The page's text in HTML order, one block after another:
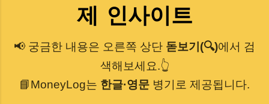
제 인사이트
📢 궁금한 내용은 오른쪽 상단 돋보기(🔍)에서 검
색해보세요.👆
📘MoneyLog는 한글·영문 병기로 제공됩니다.